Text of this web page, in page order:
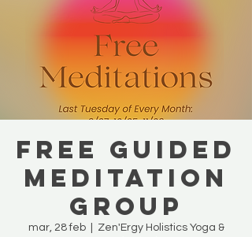
Free Guided
Meditation
Group
mar, 28 feb
  |
Zen'Ergy Holistics Yoga &